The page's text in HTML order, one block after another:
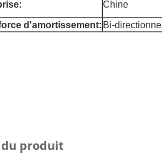
Chine
d'amortissement: Bi-directionnel
produit